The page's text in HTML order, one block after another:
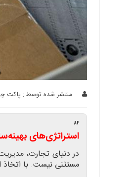
منتشر شده توسط : پاکت
”
استراتژی‌های
در دنیای تجارت،
مستثنی نیست. با اتخاذ